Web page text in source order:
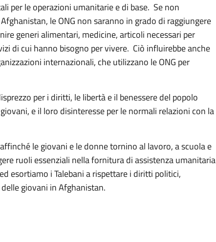
per le operazioni umanitarie e di base. Se non
le ONG non saranno in grado di raggiungere
generi alimentari, medicine, articoli necessari per
di cui hanno bisogno per vivere. Ciò influirebbe anche
internazionali, che utilizzano le ONG per
per i diritti, le libertà e il benessere del popolo
e il loro disinteresse per le normali relazioni con la
le giovani e le donne tornino al lavoro, a scuola e
ruoli essenziali nella fornitura di assistenza umanitaria
esortiamo i Talebani a rispettare i diritti politici,
giovani in Afghanistan.